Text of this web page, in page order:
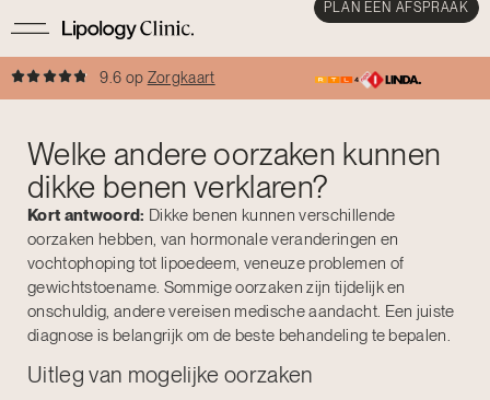
PLAN EEN AFSPRAAK
9.6 op Zorgkaart
Welke andere oorzaken kunnen
dikke benen verklaren?
Kort antwoord: Dikke benen kunnen verschillende
oorzaken hebben, van hormonale veranderingen en
vochtophoping tot lipoedeem, veneuze problemen of
gewichtstoename. Sommige oorzaken zijn tijdelijk en
onschuldig, andere vereisen medische aandacht. Een juiste
diagnose is belangrijk om de beste behandeling te bepalen.
Uitleg van mogelijke oorzaken